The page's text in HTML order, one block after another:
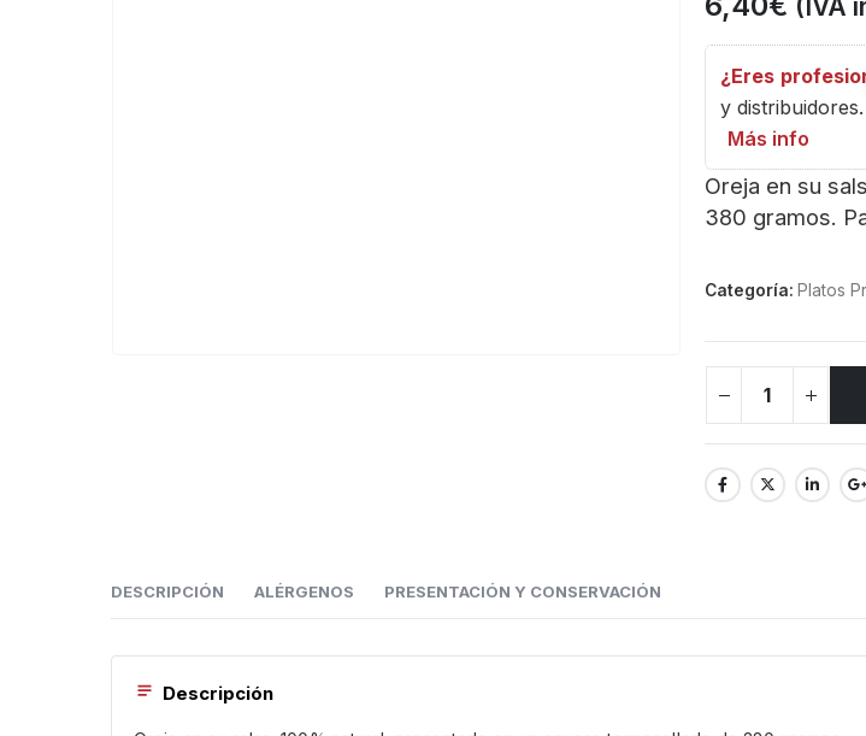
(IVA
¿Eres
y distribuidores.
Más info
Oreja en su
380 gramos.
Categoría: Platos
DESCRIPCIÓN ALÉRGENOS PRESENTACIÓN Y CONSERVACIÓN
Descripción